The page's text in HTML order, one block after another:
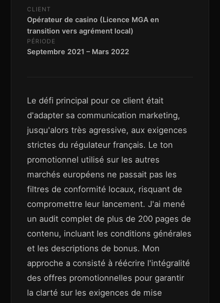
CLIENT
Opérateur de casino (Licence MGA en
transition vers agrément local)
PÉRIODE
Septembre 2021 – Mars 2022
Le défi principal pour ce client était
d'adapter sa communication marketing,
jusqu'alors très agressive, aux exigences
strictes du régulateur français. Le ton
promotionnel utilisé sur les autres
marchés européens ne passait pas les
filtres de conformité locaux, risquant de
compromettre leur lancement. J'ai mené
un audit complet de plus de 200 pages de
contenu, incluant les conditions générales
et les descriptions de bonus. Mon
approche a consisté à réécrire l'intégralité
des offres promotionnelles pour garantir
la clarté sur les exigences de mise